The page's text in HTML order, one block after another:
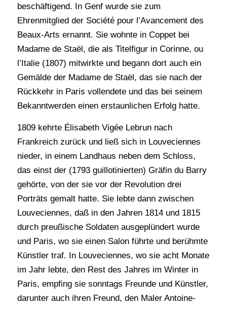
beschäftigend. In Genf wurde sie zum
Ehrenmitglied der Société pour l’Avancement des
Beaux-Arts ernannt. Sie wohnte in Coppet bei
Madame de Staël, die als Titelfigur in Corinne, ou
l’Italie (1807) mitwirkte und begann dort auch ein
Gemälde der Madame de Staël, das sie nach der
Rückkehr in Paris vollendete und das bei seinem
Bekanntwerden einen erstaunlichen Erfolg hatte.
1809 kehrte Élisabeth Vigée Lebrun nach
Frankreich zurück und ließ sich in Louveciennes
nieder, in einem Landhaus neben dem Schloss,
das einst der (1793 guillotinierten) Gräfin du Barry
gehörte, von der sie vor der Revolution drei
Porträts gemalt hatte. Sie lebte dann zwischen
Louveciennes, daß in den Jahren 1814 und 1815
durch preußische Soldaten ausgeplündert wurde
und Paris, wo sie einen Salon führte und berühmte
Künstler traf. In Louveciennes, wo sie acht Monate
im Jahr lebte, den Rest des Jahres im Winter in
Paris, empfing sie sonntags Freunde und Künstler,
darunter auch ihren Freund, den Maler Antoine-